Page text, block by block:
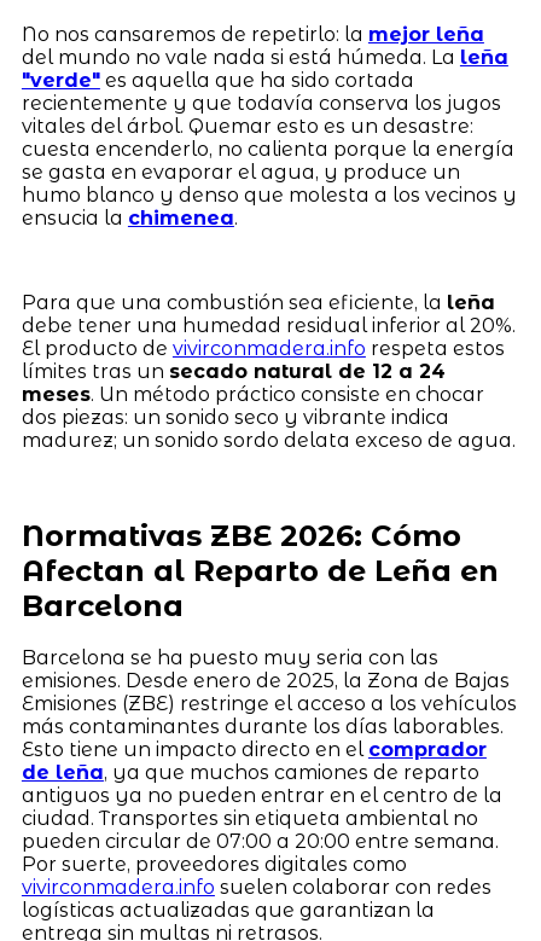
No nos cansaremos de repetirlo: la mejor leña
del mundo no vale nada si está húmeda. La leña
"verde"es aquella que ha sido cortada
recientemente y que todavía conserva los jugos
vitales del árbol. Quemar esto es un desastre:
cuesta encenderlo, no calienta porque la energía
se gasta en evaporar el agua, y produce un
humo blanco y denso que molesta a los vecinos y
ensucia la chimenea.
Para que una combustión sea eficiente, la leña
debe tener una humedad residual inferior al 20%.
El producto de vivirconmadera.info respeta estos
límites tras un secado natural de 12 a 24
meses. Un método práctico consiste en chocar
dos piezas: un sonido seco y vibrante indica
madurez; un sonido sordo delata exceso de agua.
Normativas ZBE 2026: Cómo
Afectan al Reparto de Leña en
Barcelona
Barcelona se ha puesto muy seria con las
emisiones. Desde enero de 2025, la Zona de Bajas
Emisiones (ZBE) restringe el acceso a los vehículos
más contaminantes durante los días laborables.
Esto tiene un impacto directo en el comprador
de leña, ya que muchos camiones de reparto
antiguos ya no pueden entrar en el centro de la
ciudad. Transportes sin etiqueta ambiental no
pueden circular de 07:00 a 20:00 entre semana.
Por suerte, proveedores digitales como
vivirconmadera.info suelen colaborar con redes
logísticas actualizadas que garantizan la
entrega sin multas ni retrasos.